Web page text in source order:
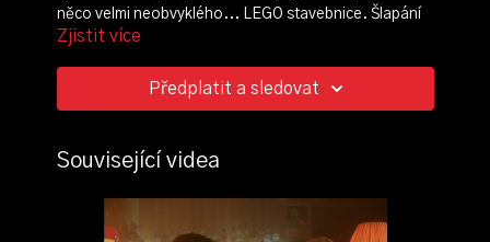
něco velmi neobvyklého... LEGO stavebnice. Šlapání
po lego kostkách může většině působit bolest, ne však
sebeukájením je návyková kombinace. Cyril všechny
vnímá jako ubožáky, kteří utíkají před skutečným
pokřiveným vnímáním reality a sebe sama.
režie, scénář:Jan Jansa
Zjistit více
Předplatit a sledovat
Související videa